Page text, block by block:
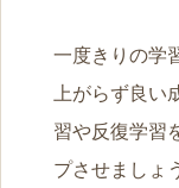
一度きりの学
上がらず良い
習や反復学習
プさせましょ